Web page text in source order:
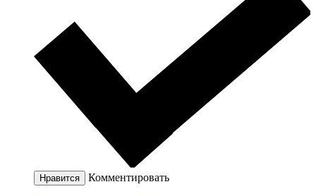
Нравится Комментировать